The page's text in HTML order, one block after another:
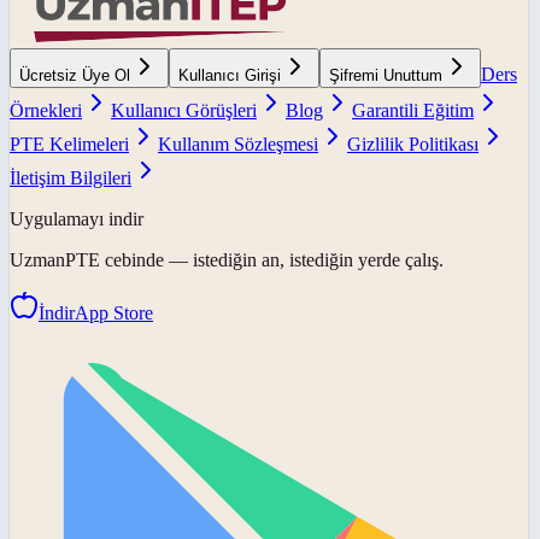
Ücretsiz Üye Ol Kullanıcı Girişi Şifremi Unuttum
Ders
Örnekleri
Kullanıcı Görüşleri Blog
Garantili Eğitim
PTE Kelimeleri
Kullanım Sözleşmesi
Gizlilik Politikası
İletişim Bilgileri
Uygulamayı indir
UzmanPTE cebinde — istediğin an, istediğin yerde çalış.
İndirApp Store